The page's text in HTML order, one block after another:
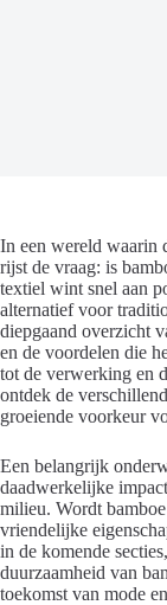
In een wereld waarin
rijst de vraag: is
textiel wint snel aan
alternatief voor
diepgaand overzicht
en de voordelen die
tot de verwerking en
ontdek de
groeiende voorkeur
Een belangrijk
daadwerkelijke
milieu. Wordt
vriendelijke
in de komende
duurzaamheid van
toekomst van mode